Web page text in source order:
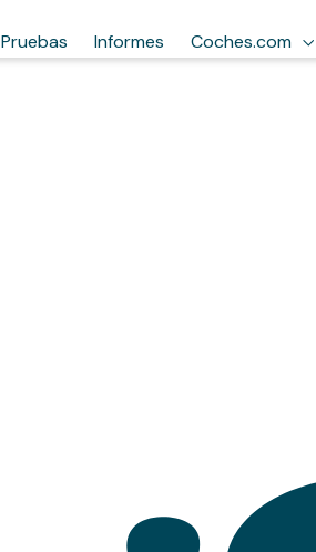
Pruebas Informes Coches.com